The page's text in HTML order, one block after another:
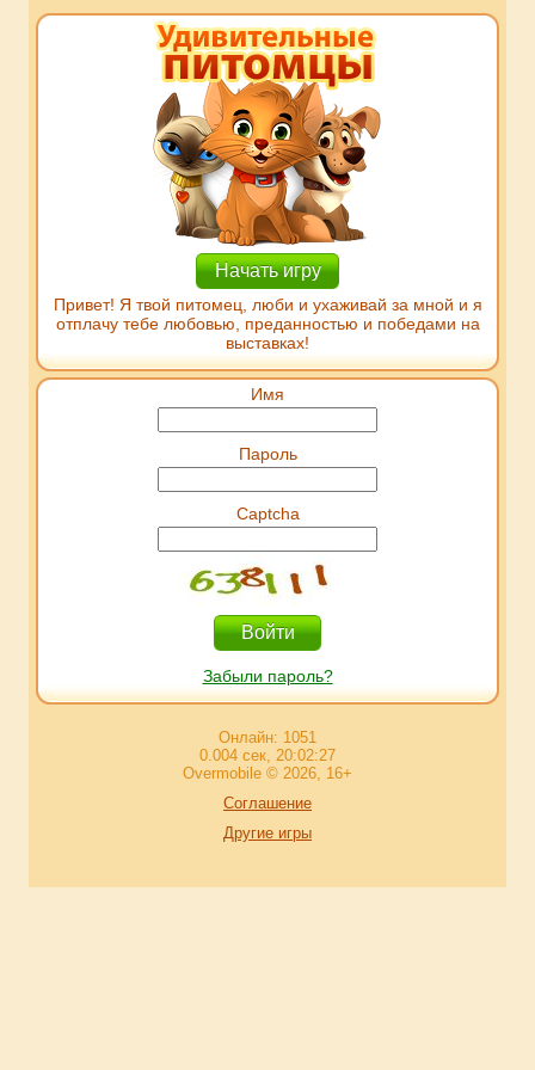
Начать игру
Привет! Я твой питомец, люби и ухаживай за мной и я
отплачу тебе любовью, преданностью и победами на
выставках!
Имя
Пароль
Captcha
Забыли пароль?
Онлайн: 1051
0.004 сек, 20:02:27
Overmobile © 2026, 16+
Соглашение
Другие игры